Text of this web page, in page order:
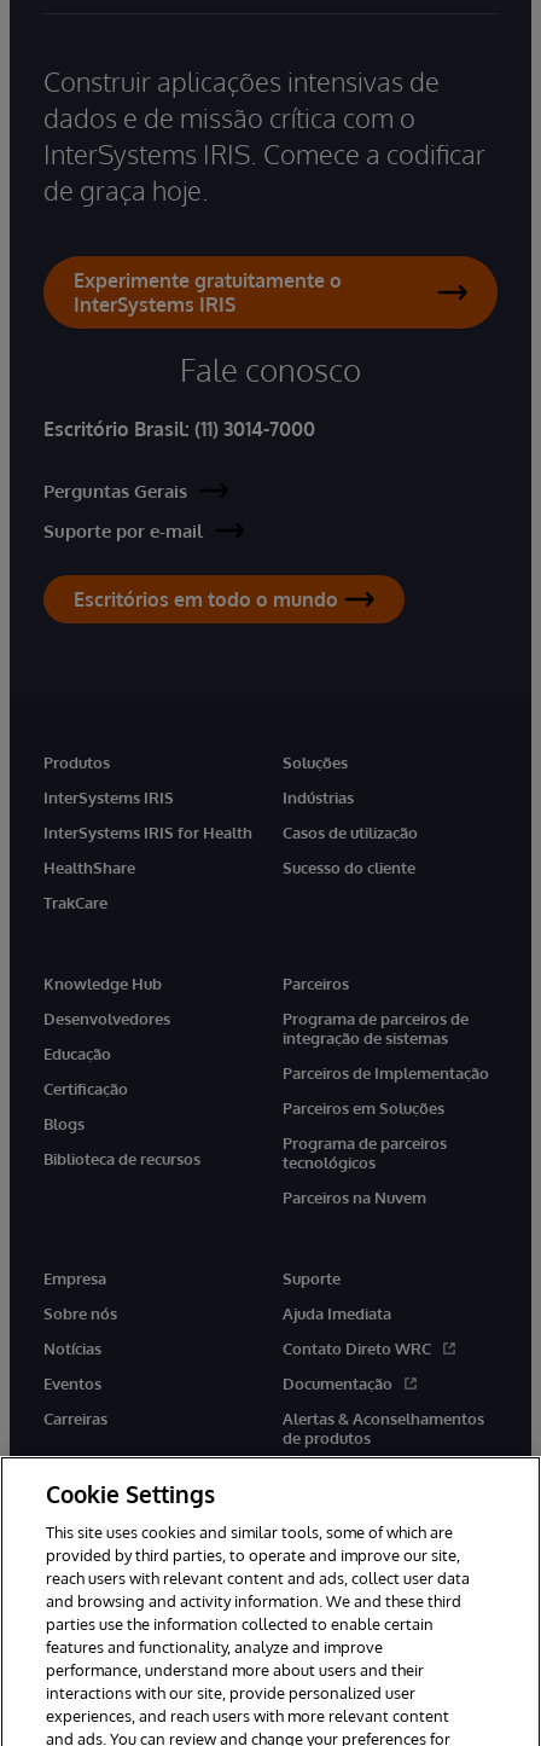
Construir aplicações intensivas de
dados e de missão crítica com o
InterSystems IRIS. Comece a codificar
de graça hoje.
Experimente gratuitamente o
InterSystems IRIS
Fale conosco
Escritório Brasil: (11) 3014-7000
Perguntas Gerais
Suporte por e-mail
Escritórios em todo o mundo
Produtos
InterSystems IRIS
InterSystems IRIS for Health
HealthShare
TrakCare
Soluções
Indústrias
Casos de utilização
Sucesso do cliente
Knowledge Hub
Desenvolvedores
Educação
Certificação
Blogs
Biblioteca de recursos
Parceiros
Programa de parceiros de
integração de sistemas
Parceiros de Implementação
Parceiros em Soluções
Programa de parceiros
tecnológicos
Parceiros na Nuvem
Empresa
Sobre nós
Notícias
Eventos
Carreiras
Suporte
Ajuda Imediata
Contato Direto WRC
Documentação
Alertas & Aconselhamentos
de produtos
twitter youtubefacebooklinkedin
© 1996-2022 InterSystems Corporation, Boston, MA. Todos os
direitos reservados.
Avisos/Termos & Condições
Declaração de Privacidade
Cookie Settings
This site uses cookies and similar tools, some of which are
provided by third parties, to operate and improve our site,
reach users with relevant content and ads, collect user data
and browsing and activity information. We and these third
parties use the information collected to enable certain
features and functionality, analyze and improve
performance, understand more about users and their
interactions with our site, provide personalized user
experiences, and reach users with more relevant content
and ads. You can review and change your preferences for